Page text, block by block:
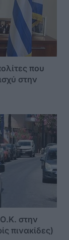
που
στην
στην
πινακίδες)